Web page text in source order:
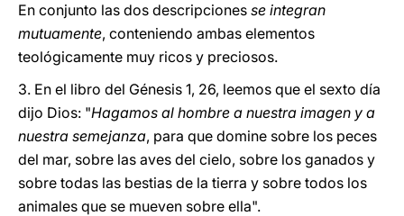
En conjunto las dos descripciones se integran
mutuamente, conteniendo ambas elementos
teológicamente muy ricos y preciosos.
3. En el libro del Génesis 1, 26, leemos que el sexto día
dijo Dios: "Hagamos al hombre a nuestra imagen y a
nuestra semejanza, para que domine sobre los peces
del mar, sobre las aves del cielo, sobre los ganados y
sobre todas las bestias de la tierra y sobre todos los
animales que se mueven sobre ella".